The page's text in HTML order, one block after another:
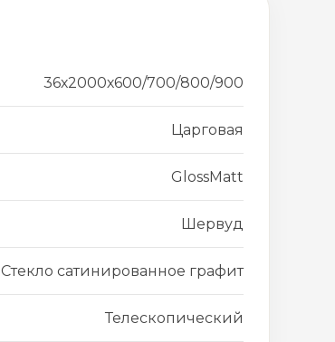
36х2000х600/700/800/900
Царговая
GlossMatt
Шервуд
Стекло сатинированное графит
Телескопический